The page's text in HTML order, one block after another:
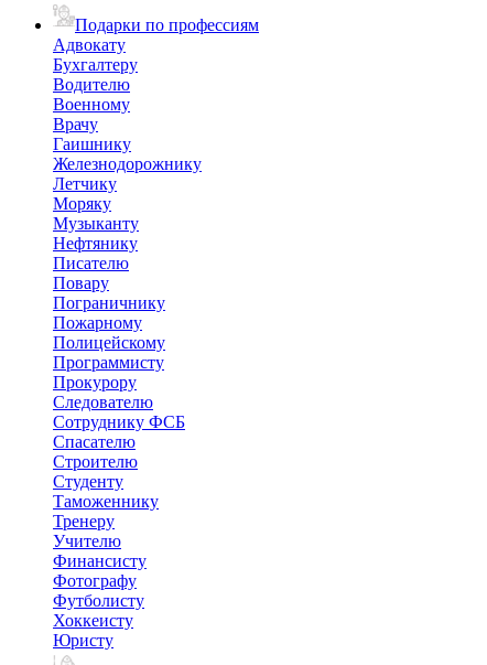
Подарки по профессиям
Адвокату
Бухгалтеру
Водителю
Военному
Врачу
Гаишнику
Железнодорожнику
Летчику
Моряку
Музыканту
Нефтянику
Писателю
Повару
Пограничнику
Пожарному
Полицейскому
Программисту
Прокурору
Следователю
Сотруднику ФСБ
Спасателю
Строителю
Студенту
Таможеннику
Тренеру
Учителю
Финансисту
Фотографу
Футболисту
Хоккеисту
Юристу